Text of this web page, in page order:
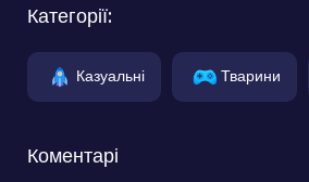
Категорії:
Казуальні Тварини
Коментарі